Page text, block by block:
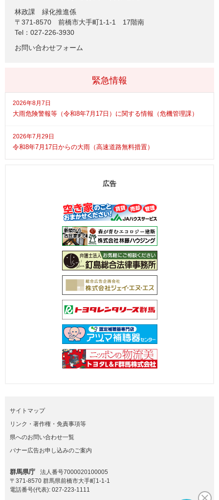
林政課
緑化推進係
〒371-8570
前橋市大手町1-1-1 17階南
Tel：027-226-3930
お問い合わせフォーム
緊急情報
2026年8月7日
大雨危険警報等（令和8年7月17日）に関する情報（危機管理課）
2026年7月29日
令和8年7月17日からの大雨（高速道路無料措置）
広告
サイトマップ
リンク・著作権・免責事項等
県へのお問い合わせ一覧
バナー広告お申し込みのご案内
群馬県庁
法人番号7000020100005
〒371-8570 群馬県前橋市大手町1-1-1
電話番号(代表): 027-223-1111